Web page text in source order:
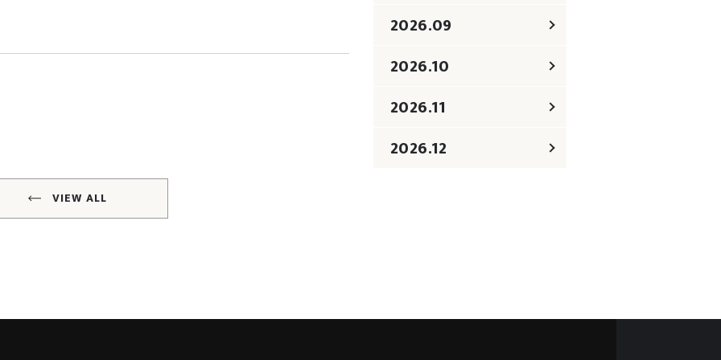
VIEW ALL
2026.09
2026.10
2026.11
2026.12